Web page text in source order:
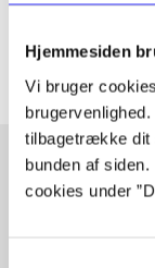
Hjemmesiden
Vi bruger
tilbagetrække dit
bunden af
cookies under